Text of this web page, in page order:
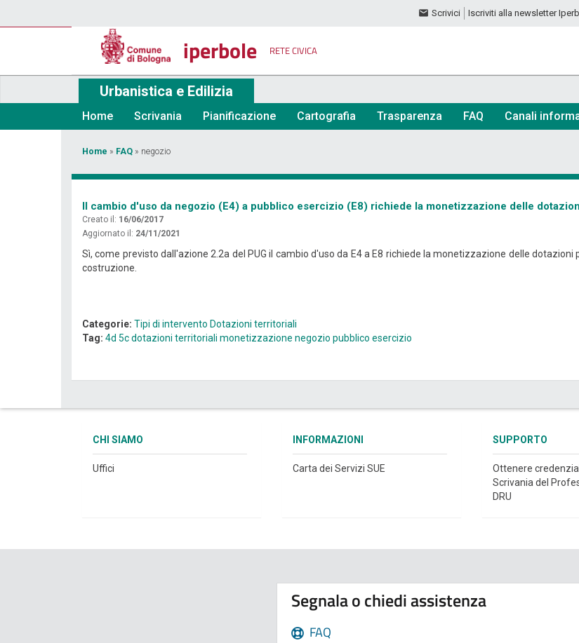
Scrivici Iscriviti alla newsletter
iperbole RETE CIVICA
Urbanistica e Edilizia
Home Scrivania Pianificazione Cartografia Trasparenza FAQ Canali
Tu
sei
qui
Home » FAQ » negozio
Il cambio d'uso da negozio (E4) a pubblico esercizio (E8) richiede la monetizzazione delle
Creato il: 16/06/2017
Aggiornato il: 24/11/2021
Sì, come previsto dall'azione 2.2a del PUG il cambio d'uso da E4 a E8 richiede la monetizzazione delle
costruzione.
Categorie: Tipi di intervento Dotazioni territoriali
Tag: 4d 5cdotazioni territoriali monetizzazione negozio pubblico esercizio
CHI SIAMO
Uffici
INFORMAZIONI
Carta dei Servizi SUE
SUPPORTO
Ottenere
Scrivania del
DRU
Segnala o chiedi assistenza
FAQ